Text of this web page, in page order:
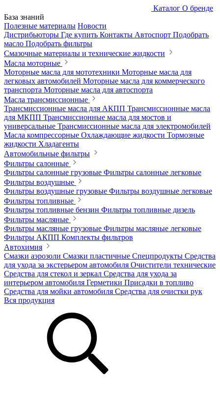
Каталог О бренде
База знаний
Полезные материалы Новости
Дистрибьюторы Где купить Контакты Автоспорт Подобрать
масло Подобрать фильтры
Смазочные материалы и технические жидкости
Масла моторные
Моторные масла для мототехники Моторные масла для
легковых автомобилей Моторные масла для коммерческого
транспорта Моторные масла для автоспорта
Масла трансмиссионные
Трансмиссионные масла для АКПП Трансмиссионные масла
для МКПП Трансмиссионные масла для мостов и
универсальные Трансмиссионные масла для электромобилей
Масла компрессорные Охлаждающие жидкости Тормозные
жидкости Хладагенты
Автомобильные фильтры
Фильтры салонные
Фильтры салонные грузовые Фильтры салонные легковые
Фильтры воздушные
Фильтры воздушные грузовые Фильтры воздушные легковые
Фильтры топливные
Фильтры топливные бензин Фильтры топливные дизель
Фильтры масляные
Фильтры масляные грузовые Фильтры масляные легковые
Фильтры АКПП Комплекты фильтров
Автохимия
Смазки аэрозоли Смазки пластичные Спецпродукты Средства
для ухода за экстерьером автомобиля Очистители технические
Средства для стекол и зеркал Средства для ухода за
интерьером автомобиля Герметики Присадки в топливо
Средства для мойки автомобиля Средства для очистки рук
Вся продукция